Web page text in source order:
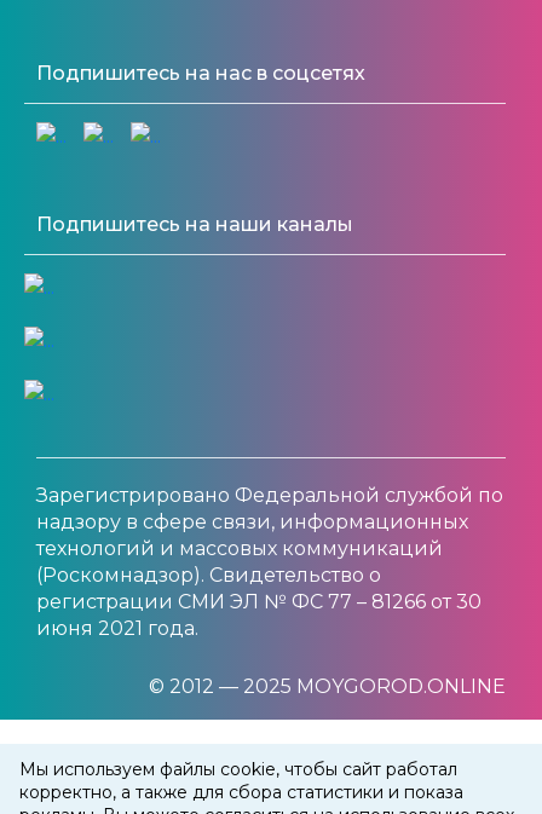
Мы используем файлы cookie, чтобы сайт работал
корректно, а также для сбора статистики и показа
Подпишитесь на нас в соцсетях
Подпишитесь на наши каналы
Зарегистрировано Федеральной службой по
надзору в сфере связи, информационных
технологий и массовых коммуникаций
(Роскомнадзор). Свидетельство о
регистрации СМИ ЭЛ № ФС 77 – 81266 от 30
июня 2021 года.
© 2012 — 2025 MOYGOROD.ONLINE